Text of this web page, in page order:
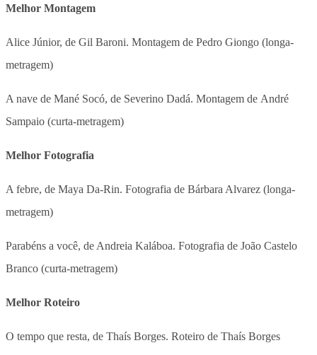
Melhor Montagem
Alice Júnior, de Gil Baroni. Montagem de Pedro Giongo (longa-
metragem)
A nave de Mané Socó, de Severino Dadá. Montagem de André
Sampaio (curta-metragem)
Melhor Fotografia
A febre, de Maya Da-Rin. Fotografia de Bárbara Alvarez (longa-
metragem)
Parabéns a você, de Andreia Kaláboa. Fotografia de João Castelo
Branco (curta-metragem)
Melhor Roteiro
O tempo que resta, de Thaís Borges. Roteiro de Thaís Borges